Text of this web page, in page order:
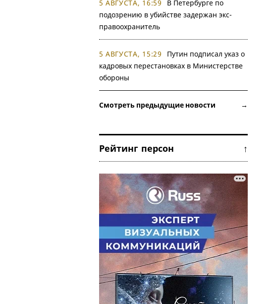
5 АВГУСТА, 16:59
В Петербурге по
подозрению в убийстве задержан экс-
правоохранитель
5 АВГУСТА, 15:29
Путин подписал указ о
кадровых перестановках в Министерстве
обороны
Смотреть предыдущие новости →
Рейтинг персон ↑